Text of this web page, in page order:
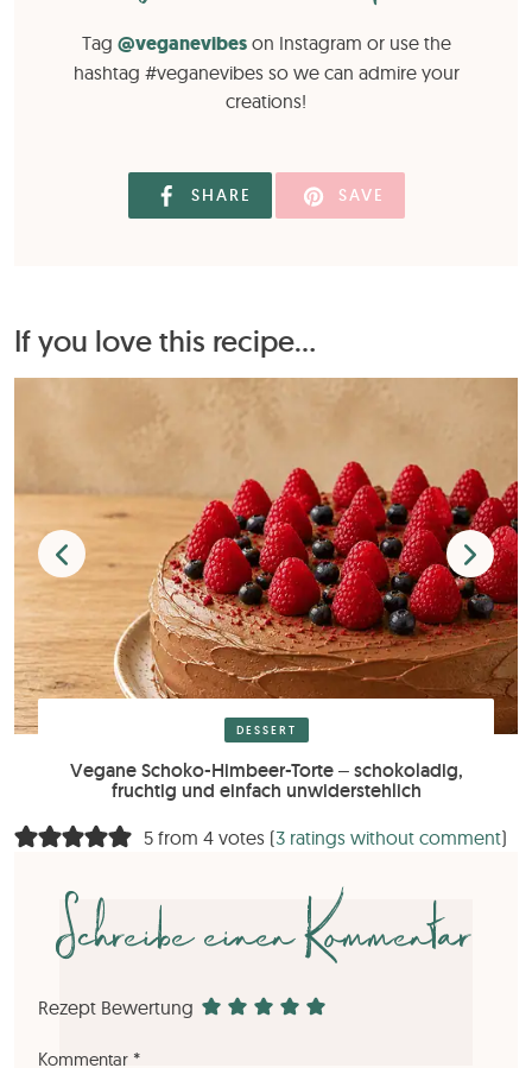
Tag @veganevibeson Instagram or use the
hashtag #veganevibes so we can admire your
creations!
SHARE SAVE
If you love this recipe...
DESSERT
Vegane Schoko-Himbeer-Torte – schokoladig,
fruchtig und einfach unwiderstehlich
5 from 4 votes (3 ratings without comment)
Schreibe einen Kommentar
Rezept Bewertung
Kommentar *